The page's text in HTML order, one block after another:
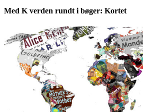
Med K verden rundt i bøger: Kortet